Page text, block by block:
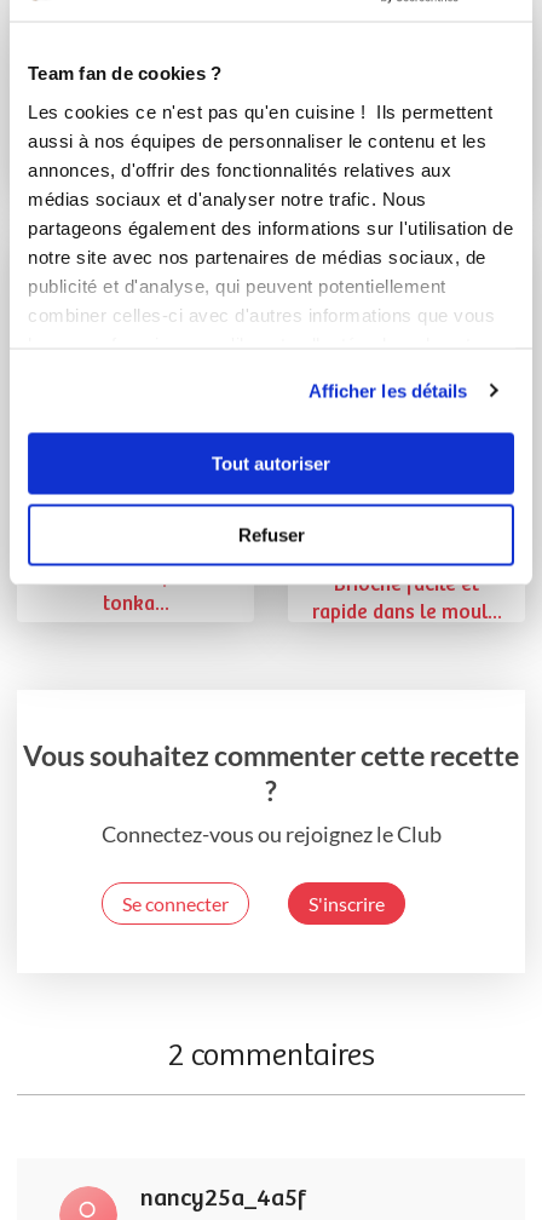
Team fan de cookies ?
Les cookies ce n'est pas qu'en cuisine ! Ils permettent
aussi à nos équipes de personnaliser le contenu et les
annonces, d'offrir des fonctionnalités relatives aux
médias sociaux et d'analyser notre trafic. Nous
partageons également des informations sur l'utilisation de
notre site avec nos partenaires de médias sociaux, de
publicité et d'analyse, qui peuvent potentiellement
combiner celles-ci avec d'autres informations que vous
Afficher les détails
Tout autoriser
Refuser
Emmanuelle Barrois
Conseillère Guy Demarle
Navette de Marseille
avec icookin TA ...
Conseillère Guy Demarle
Fondant aux pommes
carolinedemarle
tonka...
Emmanuelle Barrois
Brioche facile et
rapide dans le moul...
Vous souhaitez commenter cette recette
?
Connectez-vous ou rejoignez le Club
Se connecter S'inscrire
2 commentaires
nancy25a_4a5f